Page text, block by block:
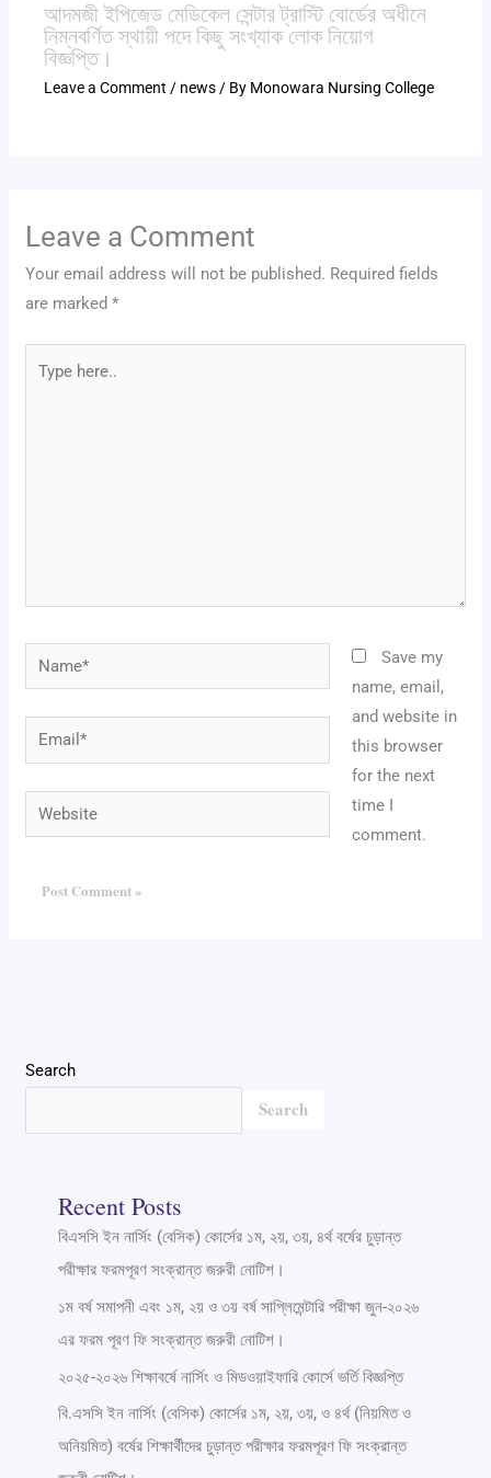
আদমজী ইপিজেড মেডিকেল সেন্টার ট্রাস্টি বোর্ডের অধীনে
নিম্নবর্ণিত স্থায়ী পদে কিছু সংখ্যাক লোক নিয়োগ
বিজ্ঞপ্তি।
Leave a Comment / news / By Monowara Nursing College
Leave a Comment
Your email address will not be published. Required fields
are marked*
here..
Name*
Email*
Website
Save my
name, email,
and website in
this browser
for the next
time I
comment.
Search
Search
Recent Posts
বিএসসি ইন নার্সিং (বেসিক) কোর্সের ১ম, ২য়, ৩য়, ৪র্থ বর্ষের চুড়ান্ত
পরীক্ষার ফরমপূরণ সংক্রান্ত জরুরী নোটিশ।
১ম বর্ষ সমাপনী এবং ১ম, ২য় ও ৩য় বর্ষ সাপ্লিমেন্টারি পরীক্ষা জুন-২০২৬
এর ফরম পূরণ ফি সংক্রান্ত জরুরী নোটিশ।
২০২৫-২০২৬ শিক্ষাবর্ষে নার্সিং ও মিডওয়াইফারি কোর্সে ভর্তি বিজ্ঞপ্তি
বি.এসসি ইন নার্সিং (বেসিক) কোর্সের ১ম, ২য়, ৩য়, ও ৪র্থ (নিয়মিত ও
অনিয়মিত) বর্ষের শিক্ষার্থীদের চুড়ান্ত পরীক্ষার ফরমপূরণ ফি সংক্রান্ত